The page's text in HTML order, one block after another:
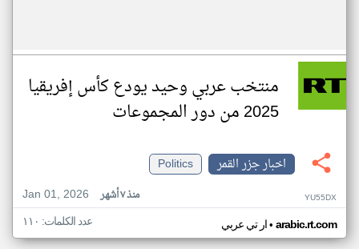
منتخب عربي وحيد يودع كأس إفريقيا
2025 من دور المجموعات
اخبار جزر القمر
Politics
Jan 01, 2026
منذ ٧ أشهر YU55DX
ار تي عربي• arabic.rt.com عدد الكلمات: ١١٠